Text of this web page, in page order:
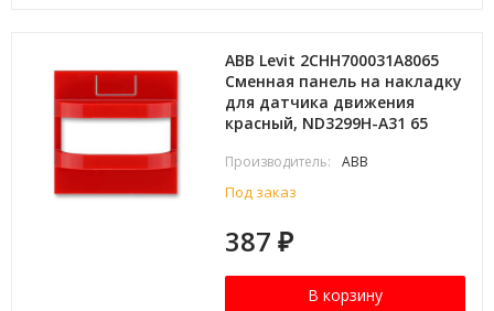
ABB Levit 2CHH700031A8065
Сменная панель на накладку
для датчика движения
красный, ND3299H-A31 65
Производитель: ABB
Под заказ
387₽
В корзину